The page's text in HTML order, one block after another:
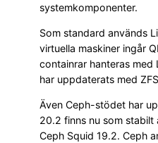
systemkomponenter.
Som standard används
virtuella maskiner ingår
containrar hanteras med
har uppdaterats med
Även Ceph-stödet har
20.2 finns nu som
Ceph Squid 19.2. Ceph